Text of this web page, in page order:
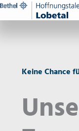
Zum
Inhalt
Keine Chance